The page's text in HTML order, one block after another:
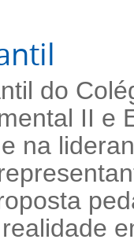
do
II e
na